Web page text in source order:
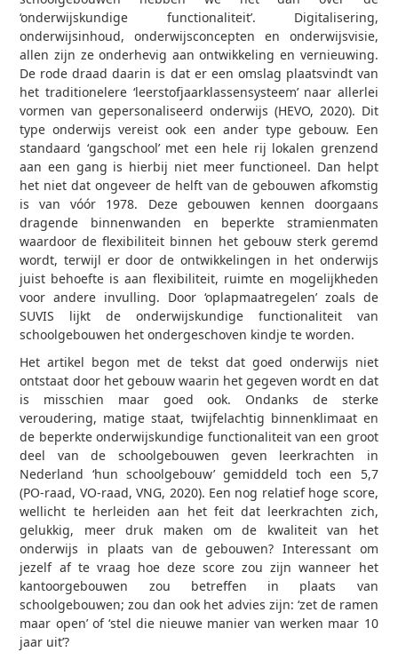
‘onderwijskundige functionaliteit’. Digitalisering,
onderwijsinhoud, onderwijsconcepten en onderwijsvisie,
allen zijn ze onderhevig aan ontwikkeling en vernieuwing.
De rode draad daarin is dat er een omslag plaatsvindt van
het traditionelere ‘leerstofjaarklassensysteem’ naar allerlei
vormen van gepersonaliseerd onderwijs (HEVO, 2020). Dit
type onderwijs vereist ook een ander type gebouw. Een
standaard ‘gangschool’ met een hele rij lokalen grenzend
aan een gang is hierbij niet meer functioneel. Dan helpt
het niet dat ongeveer de helft van de gebouwen afkomstig
is van vóór 1978. Deze gebouwen kennen doorgaans
dragende binnenwanden en beperkte stramienmaten
waardoor de flexibiliteit binnen het gebouw sterk geremd
wordt, terwijl er door de ontwikkelingen in het onderwijs
juist behoefte is aan flexibiliteit, ruimte en mogelijkheden
voor andere invulling. Door ‘oplapmaatregelen’ zoals de
SUVIS lijkt de onderwijskundige functionaliteit van
schoolgebouwen het ondergeschoven kindje te worden.
Het artikel begon met de tekst dat goed onderwijs niet
ontstaat door het gebouw waarin het gegeven wordt en dat
is misschien maar goed ook. Ondanks de sterke
veroudering, matige staat, twijfelachtig binnenklimaat en
de beperkte onderwijskundige functionaliteit van een groot
deel van de schoolgebouwen geven leerkrachten in
Nederland ‘hun schoolgebouw’ gemiddeld toch een 5,7
(PO-raad, VO-raad, VNG, 2020). Een nog relatief hoge score,
wellicht te herleiden aan het feit dat leerkrachten zich,
gelukkig, meer druk maken om de kwaliteit van het
onderwijs in plaats van de gebouwen? Interessant om
jezelf af te vraag hoe deze score zou zijn wanneer het
kantoorgebouwen zou betreffen in plaats van
schoolgebouwen; zou dan ook het advies zijn: ‘zet de ramen
maar open’ of ‘stel die nieuwe manier van werken maar 10
jaar uit’?